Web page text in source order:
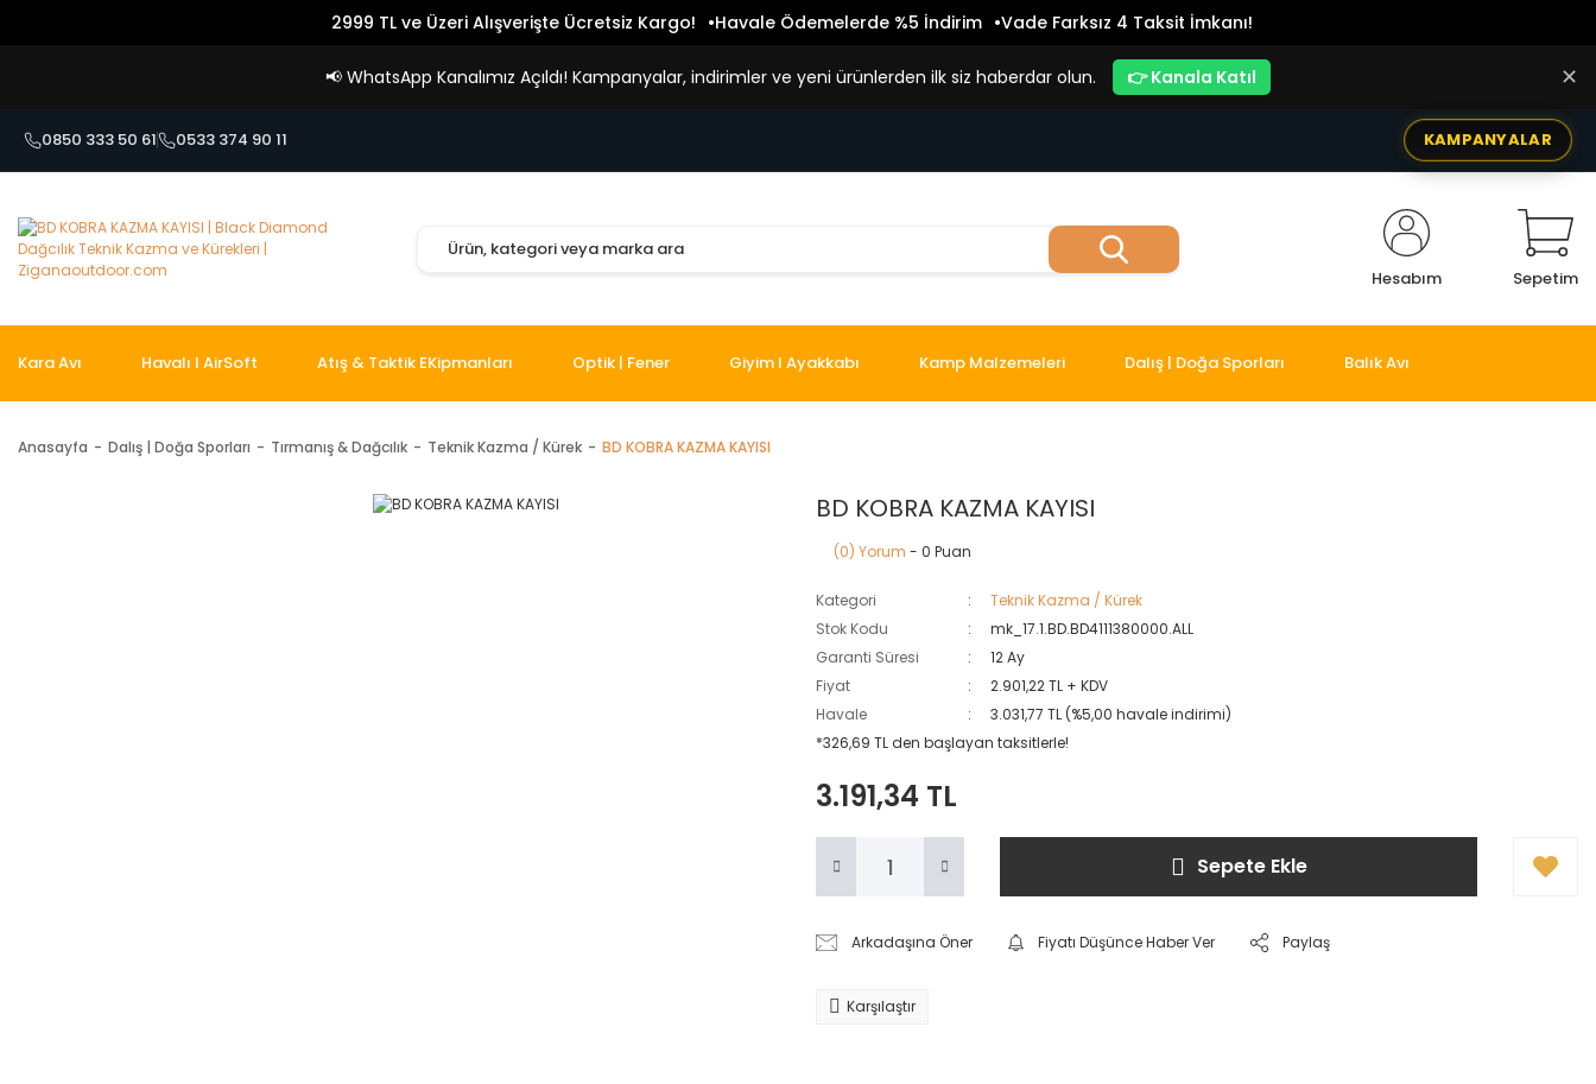
2999 TL ve Üzeri Alışverişte Ücretsiz Kargo! Havale Ödemelerde %5 İndirim Vade Farksız 4 Taksit İmkanı!
📢 WhatsApp Kanalımız Açıldı! Kampanyalar, indirimler ve yeni ürünlerden ilk siz haberdar olun. 👉 Kanala Katıl ✕
0850 333 50 61 0533 374 90 11 KAMPANYALAR
Hesabım Sepetim
Kara Avı Havalı I AirSoft Atış & Taktik EKipmanları Optik | Fener Giyim I Ayakkabı Kamp Malzemeleri Dalış | Doğa Sporları Balık Avı
Anasayfa Dalış | Doğa Sporları Tırmanış & Dağcılık Teknik Kazma / Kürek BD KOBRA KAZMA KAYISI
BD KOBRA KAZMA KAYISI
(0) Yorum - 0 Puan
Kategori
Teknik Kazma / Kürek
Stok Kodu
mk_17.1.BD.BD4111380000.ALL
Garanti Süresi
12 Ay
Fiyat
2.901,22 TL + KDV
Havale
3.031,77 TL (%5,00 havale indirimi)
*326,69 TL den başlayan taksitlerle!
3.191,34 TL
Sepete Ekle
Arkadaşına Öner Fiyatı Düşünce Haber Ver Paylaş
Karşılaştır